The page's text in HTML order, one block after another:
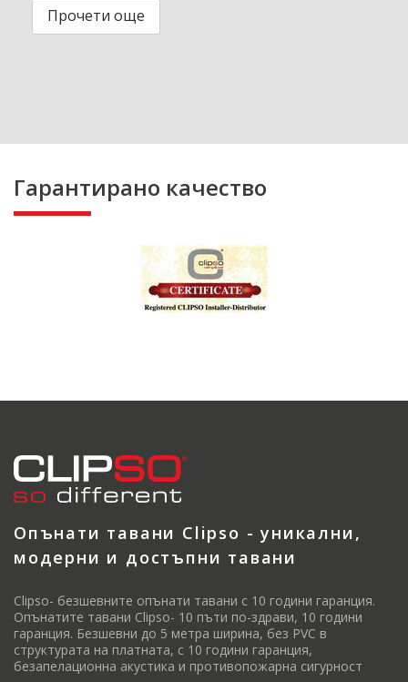
Прочети още
Гарантирано качество
Опънати тавани Clipso - уникални,
модерни и достъпни тавани
Clipso- безшевните опънати тавани с 10 години гаранция.
Опънатите тавани Clipso- 10 пъти по-здрави, 10 години
гаранция. Безшевни до 5 метра ширина, без PVC в
структурата на платната, с 10 години гаранция,
безапелационна акустика и противопожарна сигурност